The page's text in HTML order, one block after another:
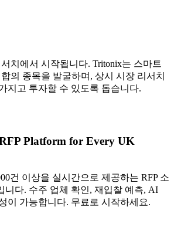
치에서 시작됩니다. Tritonix는 스마트
의 종목을 발굴하며, 상시 시장 리서치
지고 투자할 수 있도록 돕습니다.
Platform for Every UK
건 이상을 실시간으로 제공하는 RFP 소
니다. 수주 업체 확인, 재입찰 예측, AI
이 가능합니다. 무료로 시작하세요.